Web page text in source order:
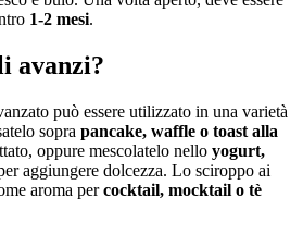
1-2 mesi.
avanzi?
può essere utilizzato in una varietà
sopra pancake, waffle o toast alla
oppure mescolatelo nello yogurt,
aggiungere dolcezza. Lo sciroppo ai
aroma percocktail, mocktail o tè